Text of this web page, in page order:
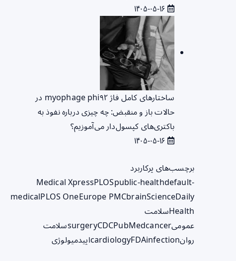
ساختارهای کامل فاژ myophage phi۹۲ در
حالات باز و منقبض: چه چیزی درباره نفوذ به
باکتری‌های کپسول‌دار می‌آموزیم؟
برچسب‌های پرکاربرد
Medical XpressPLOSpublic-healthdefault-
medicalPLOS OneEurope PMCbrainScienceDaily
Healthسلامت
عمومی
surgeryCDCPubMedcancer
سلامت
روان
cardiologyFDAinfection اپیدمیولوژی